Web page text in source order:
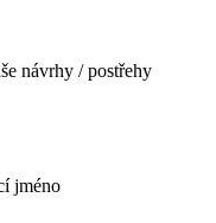
návrhy / postřehy
jméno